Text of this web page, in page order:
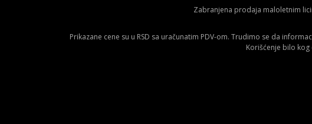
Zabranjena prodaja maloletnim
Prikazane cene su u RSD sa uračunatim PDV-om. Trudimo se da
Korišćenje bilo